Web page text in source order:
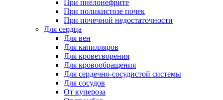
При пиелонефрите
При поликистозе почек
При почечной недостаточности
Для сердца
Для вен
Для капилляров
Для кроветворения
Для кровообращения
Для сердечно-сосудистой системы
Для сосудов
От купероза